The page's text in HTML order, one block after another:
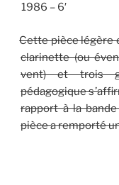
1986 – 6′
Cette pièce légère
clarinette (ou
vent) et trois
pédagogique s’
rapport à la
pièce a remporté